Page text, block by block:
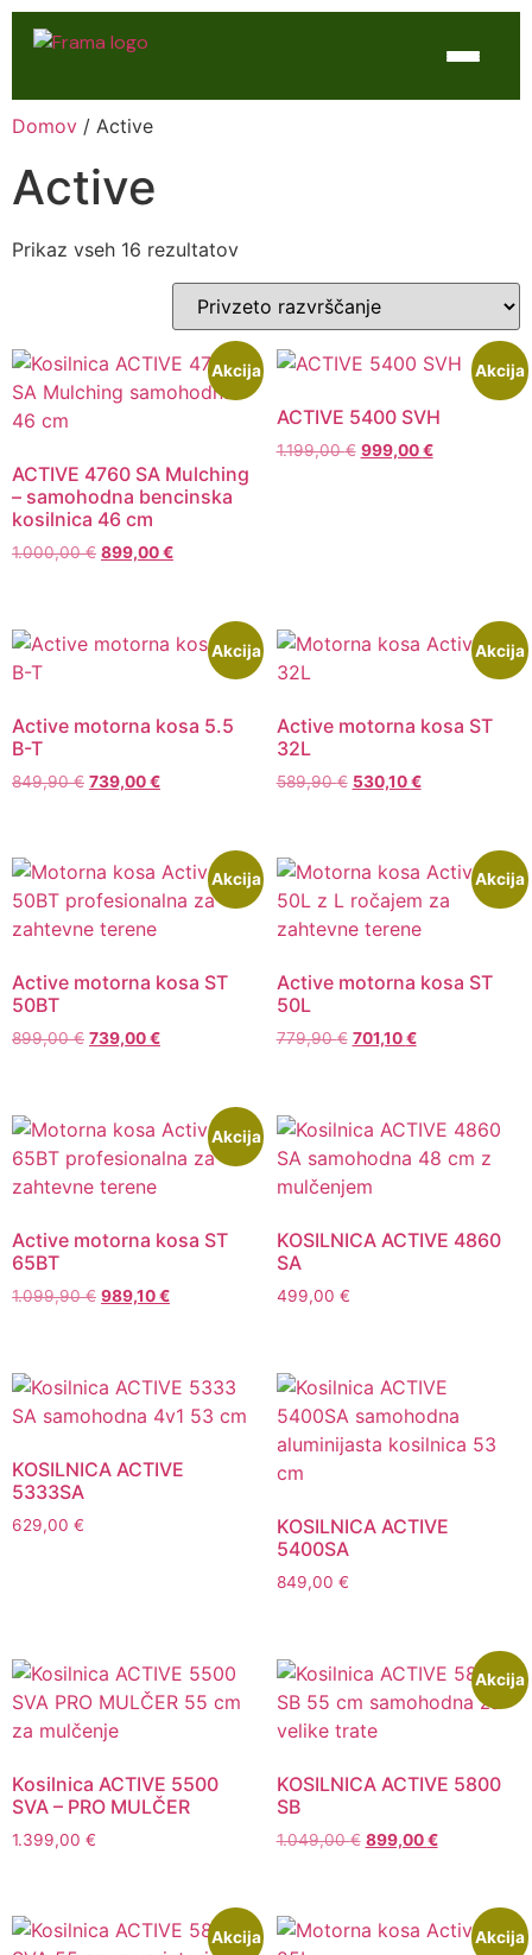
Domov
Trgovina
WTL Varilne naprave
Servis
Domov / Active
Active
Prikaz vseh 16 rezultatov
Akcija
ACTIVE 4760 SA Mulching
– samohodna bencinska
kosilnica 46 cm
1.000,00€ 899,00€
Akcija
ACTIVE 5400 SVH
1.199,00€ 999,00€
Akcija
Active motorna kosa 5.5
B-T
849,90€ 739,00€
Akcija
Active motorna kosa ST
32L
589,90€ 530,10€
Akcija
Active motorna kosa ST
50BT
899,00€ 739,00€
Akcija
Active motorna kosa ST
50L
779,90€ 701,10€
Akcija
Active motorna kosa ST
65BT
1.099,90€ 989,10€
KOSILNICA ACTIVE 4860
SA
499,00 €
KOSILNICA ACTIVE
5333SA
629,00 €
KOSILNICA ACTIVE
5400SA
849,00 €
Kosilnica ACTIVE 5500
SVA – PRO MULČER
1.399,00 €
Akcija
KOSILNICA ACTIVE 5800
SB
1.049,00€ 899,00€
Akcija Akcija